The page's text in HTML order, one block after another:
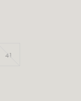
41